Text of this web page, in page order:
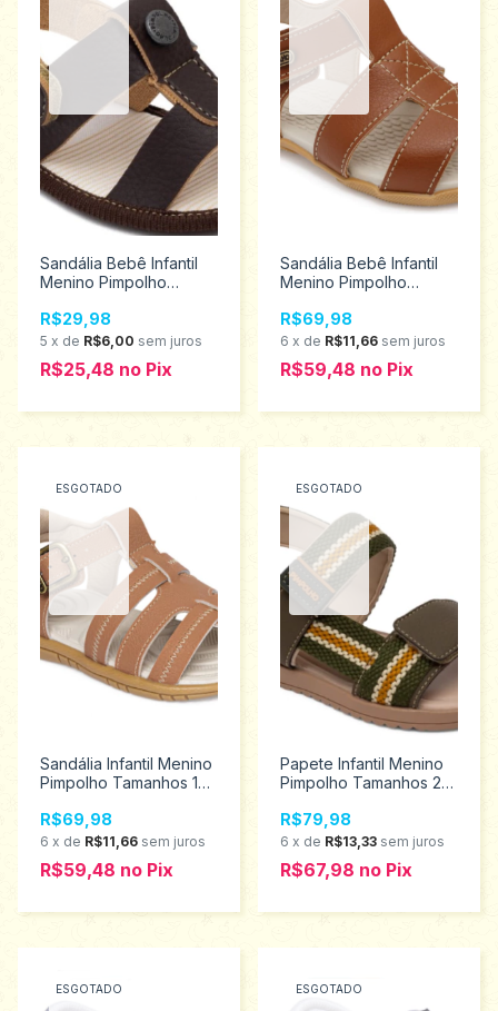
Sandália Bebê Infantil
Menino Pimpolho
R$29,98
5 x de R$6,00 sem juros
R$25,48 no Pix
Sandália Bebê Infantil
Menino Pimpolho
28480
R$69,98
6 x de R$11,66 sem juros
R$59,48 no Pix
ESGOTADO
Sandália Infantil Menino
Pimpolho Tamanhos 16
R$69,98
6 x de R$11,66 sem juros
R$59,48 no Pix
ESGOTADO
Papete Infantil Menino
Pimpolho Tamanhos 22
R$79,98
6 x de R$13,33 sem juros
R$67,98 no Pix
ESGOTADO ESGOTADO